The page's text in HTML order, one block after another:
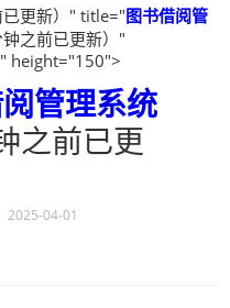
已更新）" title="图书借阅管
钟之前已更新）"
height="150">
管理系统
之前已更
2025-04-01